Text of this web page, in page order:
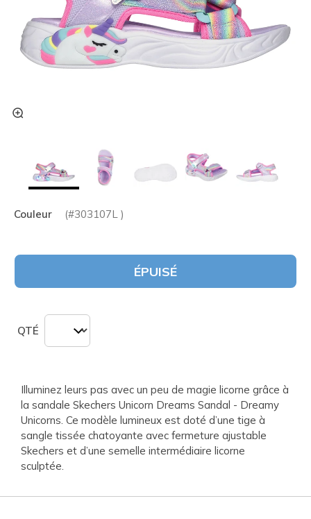
Couleur (#303107L )
ÉPUISÉ
QTÉ
Illuminez leurs pas avec un peu de magie licorne grâce à
la sandale Skechers Unicorn Dreams Sandal - Dreamy
Unicorns. Ce modèle lumineux est doté d’une tige à
sangle tissée chatoyante avec fermeture ajustable
Skechers et d’une semelle intermédiaire licorne
sculptée.